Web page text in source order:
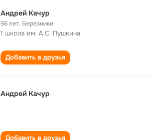
Андрей Качур
56 лет, Березники
1 школа им. А.С. Пушкина
Добавить в друзья
Андрей Качур
Добавить в друзья